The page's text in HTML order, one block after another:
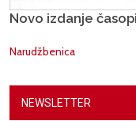
Novo izdanje
Narudžbenica
NEWSLETTER